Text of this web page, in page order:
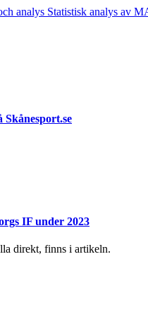
analys Statistisk analys av
IF under 2023
direkt, finns i artikeln.